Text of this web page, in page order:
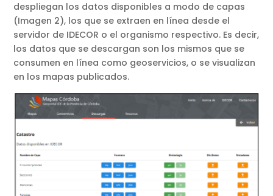
despliegan los datos disponibles a modo de capas
(Imagen 2), los que se extraen en línea desde el
servidor de IDECOR o el organismo respectivo. Es decir,
los datos que se descargan son los mismos que se
consumen en línea como geoservicios, o se visualizan
en los mapas publicados.